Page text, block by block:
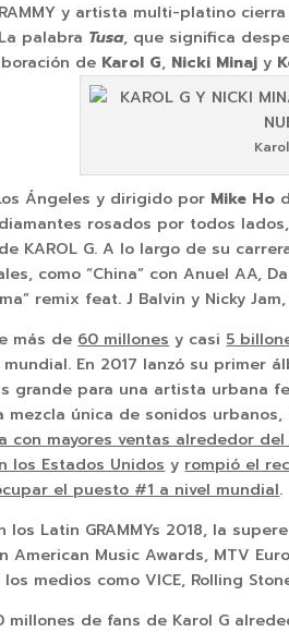
y artista multi-platino
palabra Tusa, que significa
de Karol G, Nicki Minaj y
Ángeles y dirigido por Mike Ho
diamantes rosados por todos
KAROL G. A lo largo de su
como “China” con Anuel AA,
remix feat. J Balvin y Nicky
más de60 millonesy casi5
En 2017 lanzó su
grande para una artista urbana
mezcla única de sonidos
con mayores ventas alrededor
los Estados Unidosyrompió el
el puesto #1 a nivel mundial.
Latin GRAMMYs 2018, la
American Music Awards, MTV
medios como VICE, Rolling
millones de fans de Karol G